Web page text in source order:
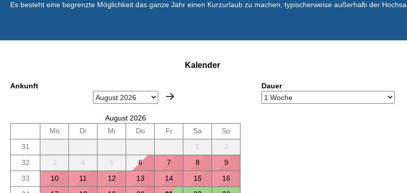
Es besteht eine begrenzte Möglichkeit das ganze Jahr einen Kurzurlaub zu machen, typischerweise außerhalb der
Kalender
Ankunft
August 2026
Mo
Di Mi Do Fr Sa
So
31
1
2
32
3 4 5 6 7 8
9
33
10 11 12 13 14 15
16
Dauer